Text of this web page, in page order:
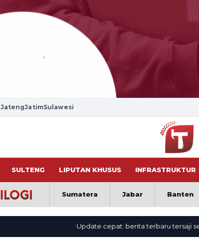
JatengJatimSulawesi
SULTENG LIPUTAN KHUSUS INFRASTRUKTUR
Sumatera Jabar Banten
Update cepat: berita terbaru tersaji